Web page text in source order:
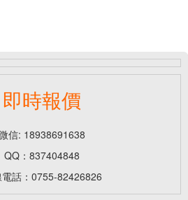
即時報價
信: 18938691638
QQ：837404848
話：0755-82426826